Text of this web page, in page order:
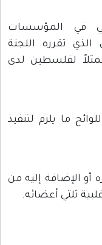
في المؤسسات
تقرره اللجنة
ممثلاً لفلسطين لدى
ما يلزم لتنفيذ
أو الإضافة إليه من
ثلثي أعضائه.